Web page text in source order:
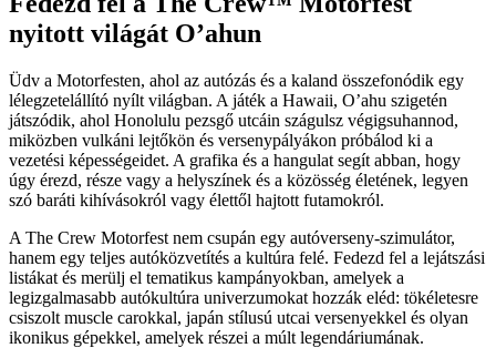
nyitott világát O’ahun
Üdv a Motorfesten, ahol az autózás és a kaland összefonódik egy
lélegzetelállító nyílt világban. A játék a Hawaii, O’ahu szigetén
játszódik, ahol Honolulu pezsgő utcáin szágulsz végigsuhannod,
miközben vulkáni lejtőkön és versenypályákon próbálod ki a
vezetési képességeidet. A grafika és a hangulat segít abban, hogy
úgy érezd, része vagy a helyszínek és a közösség életének, legyen
szó baráti kihívásokról vagy élettől hajtott futamokról.
A The Crew Motorfest nem csupán egy autóverseny-szimulátor,
hanem egy teljes autóközvetítés a kultúra felé. Fedezd fel a lejátszási
listákat és merülj el tematikus kampányokban, amelyek a
legizgalmasabb autókultúra univerzumokat hozzák eléd: tökéletesre
csiszolt muscle carokkal, japán stílusú utcai versenyekkel és olyan
ikonikus gépekkel, amelyek részei a múlt legendáriumának.